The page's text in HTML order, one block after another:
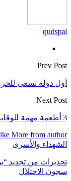
qudspal
Prev Post
أول دولة تسعى
Next Post
3 أطعمة مهمة للوقاية من أمراض القلب
More from author
الشهداء والأسرى
تحذيرات من تجديد
سجون الاحتلال